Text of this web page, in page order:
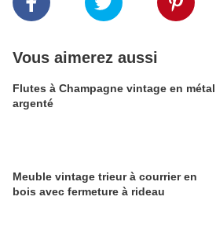
Vous aimerez aussi
Flutes à Champagne vintage en métal
argenté
Meuble vintage trieur à courrier en
bois avec fermeture à rideau